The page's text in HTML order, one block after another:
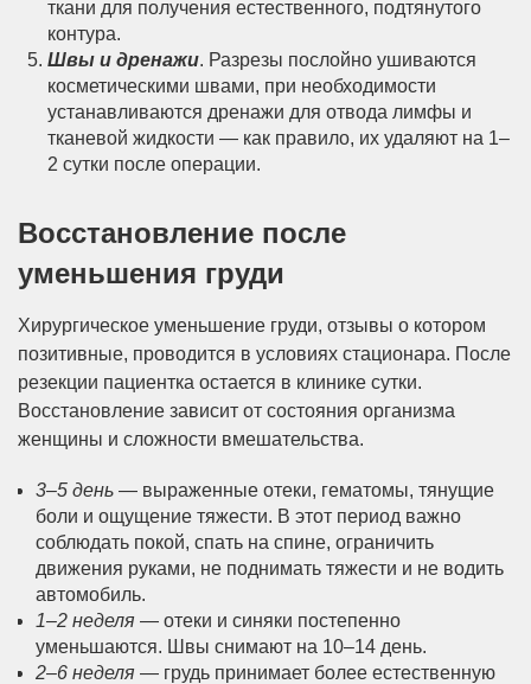
ткани для получения естественного, подтянутого
контура.
Швы и дренажи. Разрезы послойно ушиваются
косметическими швами, при необходимости
устанавливаются дренажи для отвода лимфы и
тканевой жидкости — как правило, их удаляют на 1–
2 сутки после операции.
Восстановление после
уменьшения груди
Хирургическое уменьшение груди, отзывы о котором
позитивные, проводится в условиях стационара. После
резекции пациентка остается в клинике сутки.
Восстановление зависит от состояния организма
женщины и сложности вмешательства.
3–5 день — выраженные отеки, гематомы, тянущие
боли и ощущение тяжести. В этот период важно
соблюдать покой, спать на спине, ограничить
движения руками, не поднимать тяжести и не водить
автомобиль.
1–2 неделя — отеки и синяки постепенно
уменьшаются. Швы снимают на 10–14 день.
2–6 неделя — грудь принимает более естественную